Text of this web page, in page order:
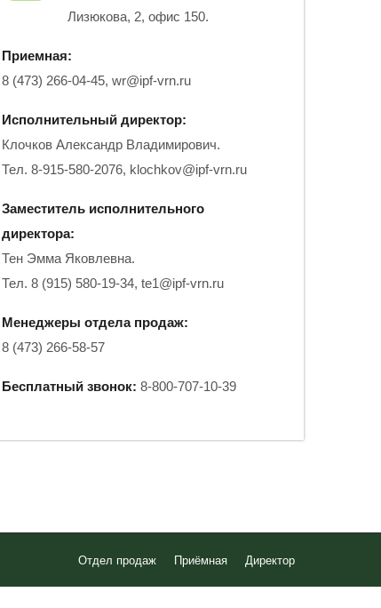
Лизюкова, 2, офис 150.
Приемная:
8 (473) 266-04-45, wr@ipf-vrn.ru
Исполнительный директор:
Клочков Александр Владимирович.
Тел. 8-915-580-2076, klochkov@ipf-vrn.ru
Заместитель исполнительного
директора:
Тен Эмма Яковлевна.
Тел. 8 (915) 580-19-34, te1@ipf-vrn.ru
Менеджеры отдела продаж:
8 (473) 266-58-57
Бесплатный звонок: 8-800-707-10-39
Отдел продаж Приёмная Директор